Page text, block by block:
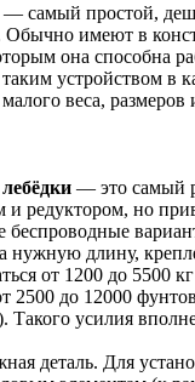
самый простой,
имеют в
она способна
устройством в
веса,
— это самый
и редуктором, но
беспроводные
нужную длину,
от 1200 до 5500
2500 до 12000
Такого усилия
деталь. Для